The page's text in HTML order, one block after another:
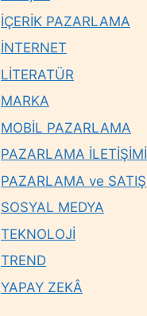
İÇERİK PAZARLAMA
İNTERNET
LİTERATÜR
MARKA
MOBİL PAZARLAMA
PAZARLAMA İLETİŞİMİ
PAZARLAMA ve SATIŞ
SOSYAL MEDYA
TEKNOLOJİ
TREND
YAPAY ZEKÂ